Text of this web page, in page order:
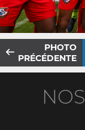
PHOTO
PRÉCÉDENTE